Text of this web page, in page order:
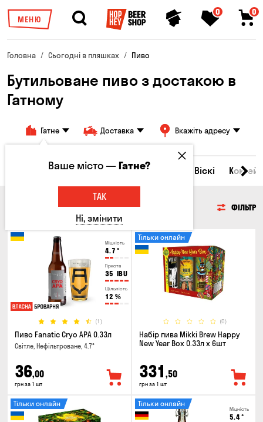
МЕНЮ
0 0
Головна Сьогодні в пляшках Пиво
Бутильоване пиво з достакою в
Гатному
Гатне Доставка Вкажіть адресу
Всі товари Пиво Сидр Віскі
ФІЛЬТР
Міцність
4.7 °
Гіркота
35 IBU
Щільність
12 %
(1)
Пиво Fanatic Cryo APA 0.33л
Світле, Нефільтроване, 4.7°
36,00
грн за 1 шт
(0)
Тільки онлайн
Набір пива Mikki Brew Happy
New Year Box 0.33л x 6шт
331 ,50
грн за 1 шт
Тільки онлайн
Міцність
5.4°
Тільки онлайн
Ваше місто —Гатне?
ТАК
Ні, змінити